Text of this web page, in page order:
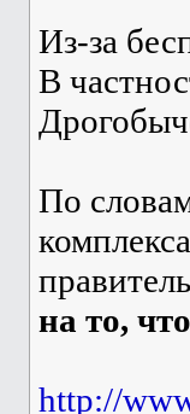
Из-за
В
По
на то,
http://